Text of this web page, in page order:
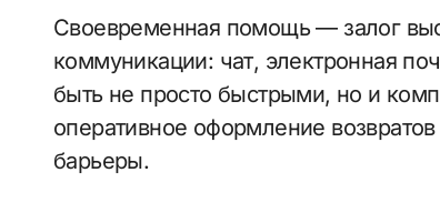
Своевременная помощь — залог
коммуникации: чат, электронная
быть не просто быстрыми, но и
оперативное оформление
барьеры.